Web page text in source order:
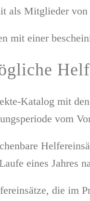
als Mitglieder von
mit einer
Katalog mit
vom
eines Jahres
die im